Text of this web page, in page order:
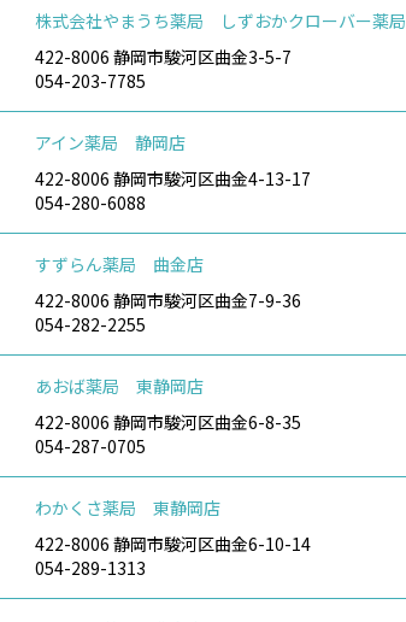
株式会社やまうち薬局 しずおかクローバー薬局
422-8006 静岡市駿河区曲金3-5-7
054-203-7785
アイン薬局 静岡店
422-8006 静岡市駿河区曲金4-13-17
054-280-6088
すずらん薬局 曲金店
422-8006 静岡市駿河区曲金7-9-36
054-282-2255
あおば薬局 東静岡店
422-8006 静岡市駿河区曲金6-8-35
054-287-0705
わかくさ薬局 東静岡店
422-8006 静岡市駿河区曲金6-10-14
054-289-1313